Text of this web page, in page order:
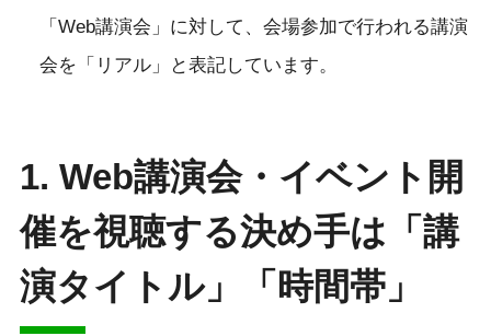
「Web講演会」に対して、会場参加で行われる講演
会を「リアル」と表記しています。
1. Web講演会・イベント開
催を視聴する決め手は「講
演タイトル」「時間帯」